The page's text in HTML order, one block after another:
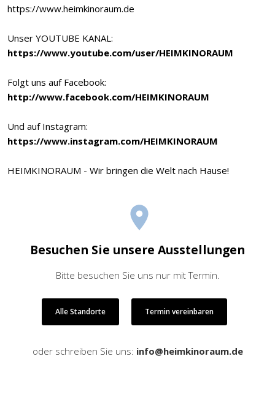
https://www.heimkinoraum.de
Unser YOUTUBE KANAL:
https://www.youtube.com/user/HEIMKINORAUM
Folgt uns auf Facebook:
http://www.facebook.com/HEIMKINORAUM
Und auf Instagram:
https://www.instagram.com/HEIMKINORAUM
HEIMKINORAUM - Wir bringen die Welt nach Hause!
Besuchen Sie unsere Ausstellungen
Bitte besuchen Sie uns nur mit Termin.
Alle Standorte Termin vereinbaren
oder schreiben Sie uns: info@heimkinoraum.de